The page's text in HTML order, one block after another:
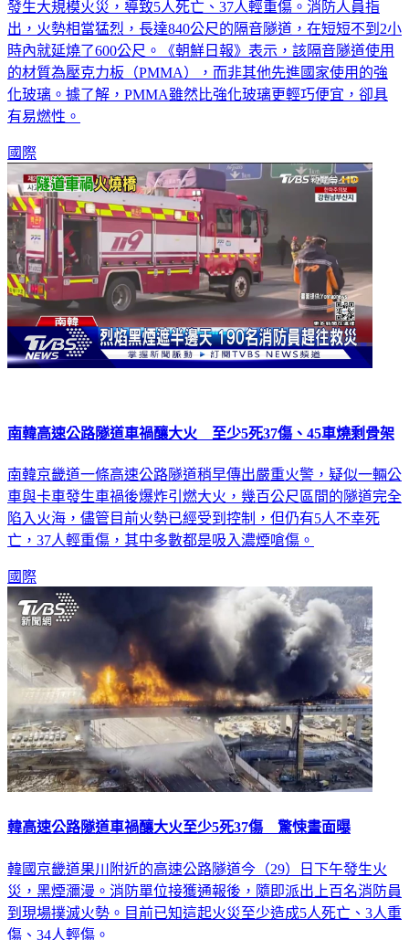
發生大規模火災，導致5人死亡、37人輕重傷。消防人員指
出，火勢相當猛烈，長達840公尺的隔音隧道，在短短不到2小
時內就延燒了600公尺。《朝鮮日報》表示，該隔音隧道使用
的材質為壓克力板（PMMA），而非其他先進國家使用的強
化玻璃。據了解，PMMA雖然比強化玻璃更輕巧便宜，卻具
有易燃性。
國際
南韓高速公路隧道車禍釀大火 至少5死37傷、45車燒剩骨架
南韓京畿道一條高速公路隧道稍早傳出嚴重火警，疑似一輛公
車與卡車發生車禍後爆炸引燃大火，幾百公尺區間的隧道完全
陷入火海，儘管目前火勢已經受到控制，但仍有5人不幸死
亡，37人輕重傷，其中多數都是吸入濃煙嗆傷。
國際
韓高速公路隧道車禍釀大火至少5死37傷 驚悚畫面曝
韓國京畿道果川附近的高速公路隧道今（29）日下午發生火
災，黑煙瀰漫。消防單位接獲通報後，隨即派出上百名消防員
到現場撲滅火勢。目前已知這起火災至少造成5人死亡、3人重
傷、34人輕傷。